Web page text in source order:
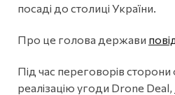
посаді до столиці України.
Про це голова держави
Під час переговорів
реалізацію угоди Drone Deal,